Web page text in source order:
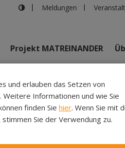
Meldungen
Projekt MATREINANDER
und erlauben das Setzen von
Informationen und wie Sie
finden Sie hier. Wenn Sie mit
Sie der Verwendung zu.